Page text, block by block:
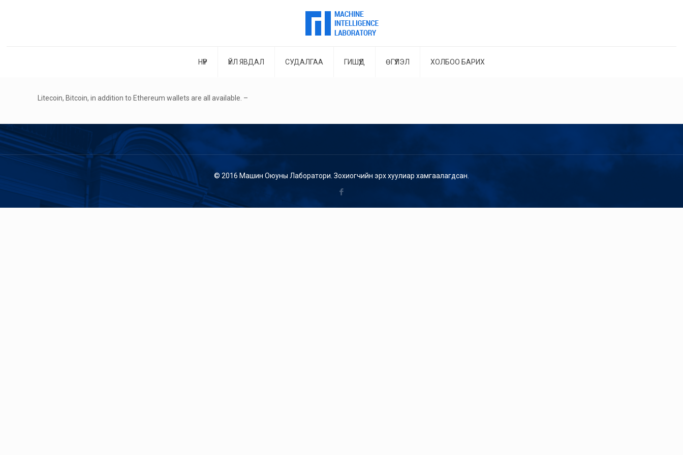
НҮҮР ҮЙЛ ЯВДАЛ СУДАЛГАА ГИШҮҮД ӨГҮҮЛЭЛ ХОЛБОО БАРИХ
Litecoin, Bitcoin, in addition to Ethereum wallets are all available. –
© 2016 Машин Оюуны Лаборатори. Зохиогчийн эрх хуулиар хамгаалагдсан.